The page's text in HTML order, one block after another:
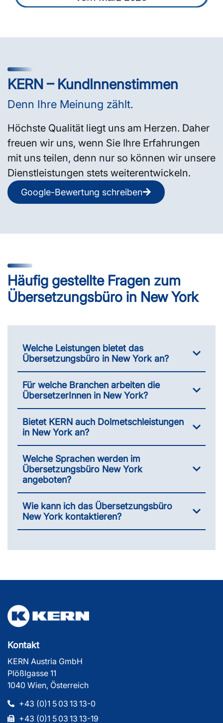
KERN – KundInnenstimmen
Denn Ihre Meinung zählt.
Höchste Qualität liegt uns am Herzen. Daher
freuen wir uns, wenn Sie Ihre Erfahrungen
mit uns teilen, denn nur so können wir unsere
Dienstleistungen stets weiterentwickeln.
Google-Bewertung schreiben
Häufig gestellte Fragen zum
Übersetzungsbüro in New York
Welche Leistungen bietet das
Übersetzungsbüro in New York an?
Für welche Branchen arbeiten die
ÜbersetzerInnen in New York?
Bietet KERN auch Dolmetschleistungen
in New York an?
Welche Sprachen werden im
Übersetzungsbüro New York
angeboten?
Wie kann ich das Übersetzungsbüro
New York kontaktieren?
Kontakt
KERN Austria GmbH
Plößlgasse 11
1040 Wien, Österreich
+43 (0)1 5 03 13 13-0
+43 (0)1 5 03 13 13-19